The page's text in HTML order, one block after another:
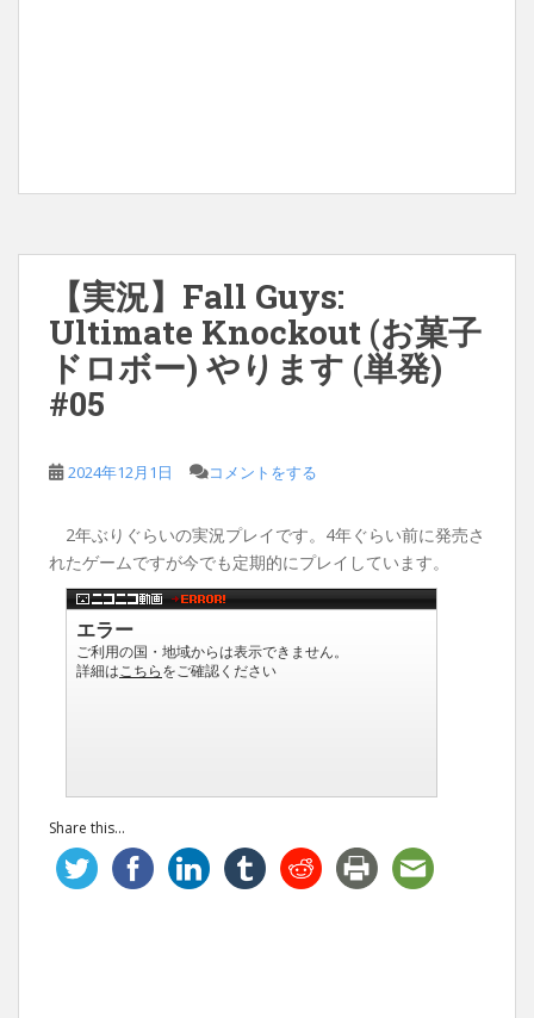
【実況】Fall Guys:
Ultimate Knockout (お菓子
ドロボー) やります (単発)
#05
2024年12月1日 コメントをする
2年ぶりぐらいの実況プレイです。4年ぐらい前に発売さ
れたゲームですが今でも定期的にプレイしています。
Share this...